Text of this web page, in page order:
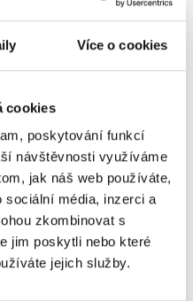
Více o cookies
cookies
poskytování funkcí
návštěvnosti využíváme
jak náš web používáte,
média, inzerci a
zkombinovat s
jim poskytli nebo které
jejich služby.